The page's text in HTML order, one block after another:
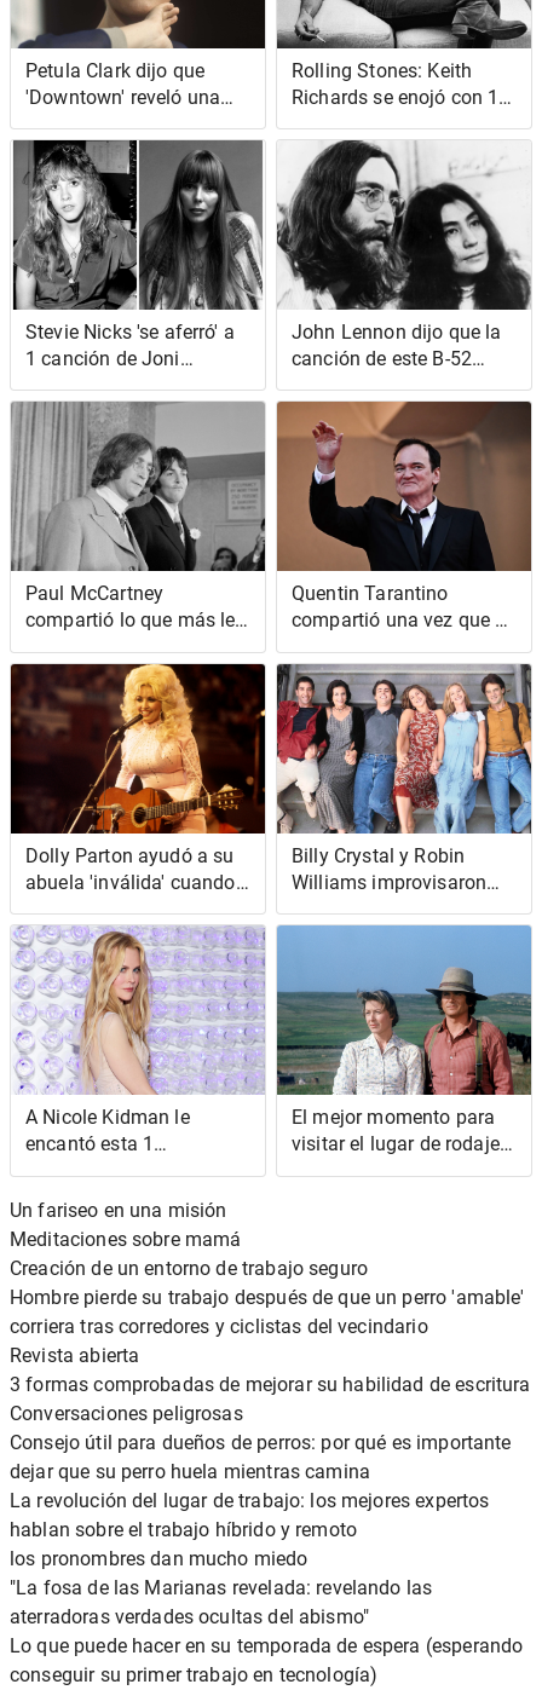
Petula Clark dijo que
'Downtown' reveló una
canción desesperada
Rolling Stones: Keith
Richards se enojó con 1
grupo de fanáticos de la
música que criticaron a la
banda
Stevie Nicks 'se aferró' a
1 canción de Joni
Mitchell cuando sintió
que su carrera musical
estaba fallando
John Lennon dijo que la
canción de este B-52
sonaba 'como la música
Paul McCartney
compartió lo que más le
impresionó de John
Lennon cuando se
conocieron
Quentin Tarantino
compartió una vez que el
personaje más
interesante que escribió
fue en 'Pulp Fiction'
Dolly Parton ayudó a su
abuela 'inválida' cuando
ninguno de los otros
nietos lo haría: también
le hacía una broma
Billy Crystal y Robin
Williams improvisaron
todo su cameo de
A Nicole Kidman le
encantó esta 1
característica atractiva
que Michael Keaton y Val
Kilmer compartieron
como Batman
El mejor momento para
visitar el lugar de rodaje
de 'La casita de la
Un fariseo en una misión
Meditaciones sobre mamá
Creación de un entorno de trabajo seguro
Hombre pierde su trabajo después de que un perro 'amable'
corriera tras corredores y ciclistas del vecindario
Revista abierta
3 formas comprobadas de mejorar su habilidad de escritura
Conversaciones peligrosas
Consejo útil para dueños de perros: por qué es importante
dejar que su perro huela mientras camina
La revolución del lugar de trabajo: los mejores expertos
hablan sobre el trabajo híbrido y remoto
los pronombres dan mucho miedo
"La fosa de las Marianas revelada: revelando las
aterradoras verdades ocultas del abismo"
Lo que puede hacer en su temporada de espera (esperando
conseguir su primer trabajo en tecnología)